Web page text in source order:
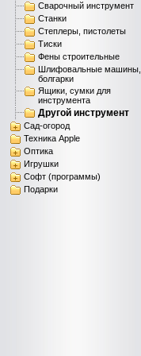
Сварочный инструмент
Станки
Степлеры, пистолеты
Тиски
Фены строительные
Шлифовальные машины,
болгарки
Ящики, сумки для
инструмента
Другой инструмент
Сад-огород
Техника Apple
Оптика
Игрушки
Софт (программы)
Подарки